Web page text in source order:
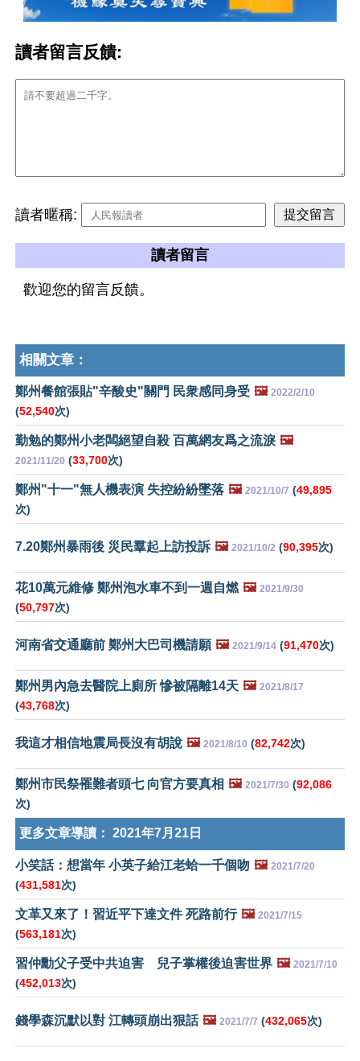
讀者留言反饋:
讀者暱稱:
讀者留言
歡迎您的留言反饋。
相關文章：
鄭州餐館張貼"辛酸史"關門 民衆感同身受 🖼️ 2022/2/10
(52,540次)
勤勉的鄭州小老闆絕望自殺 百萬網友爲之流淚 🖼️
2021/11/20 (33,700次)
鄭州"十一"無人機表演 失控紛紛墜落 🖼️ 2021/10/7 (49,895
次)
7.20鄭州暴雨後 災民羣起上訪投訴 🖼️ 2021/10/2 (90,395次)
花10萬元維修 鄭州泡水車不到一週自燃 🖼️ 2021/9/30
(50,797次)
河南省交通廳前 鄭州大巴司機請願 🖼️ 2021/9/14 (91,470次)
鄭州男內急去醫院上廁所 慘被隔離14天 🖼️ 2021/8/17
(43,768次)
我這才相信地震局長沒有胡說 🖼️ 2021/8/10 (82,742次)
鄭州市民祭罹難者頭七 向官方要真相 🖼️ 2021/7/30 (92,086
次)
更多文章導讀： 2021年7月21日
小笑話：想當年 小英子給江老蛤一千個吻 🖼️ 2021/7/20
(431,581次)
文革又來了！習近平下達文件 死路前行 🖼️ 2021/7/15
(563,181次)
習仲勳父子受中共迫害 兒子掌權後迫害世界 🖼️ 2021/7/10
(452,013次)
錢學森沉默以對 江轉頭崩出狠話 🖼️ 2021/7/7 (432,065次)